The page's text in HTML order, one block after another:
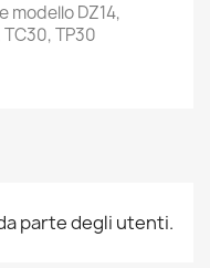
DZ14,
TC30, TP30
parte degli utenti.